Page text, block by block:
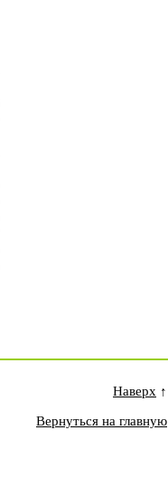
Наверх ↑
Вернуться на главную